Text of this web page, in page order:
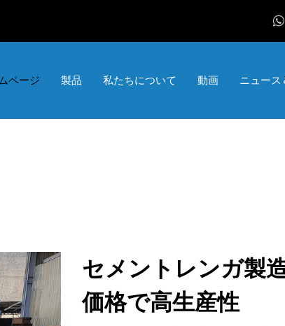
ページ 製品 私たちについて 動画 ニュース
セメントレンガ製
価格で高生産性